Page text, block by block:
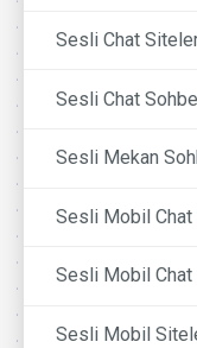
Sesli Chat
Sesli Chat
Sesli Mekan
Sesli Mobil
Sesli Mobil
Sesli Mobil